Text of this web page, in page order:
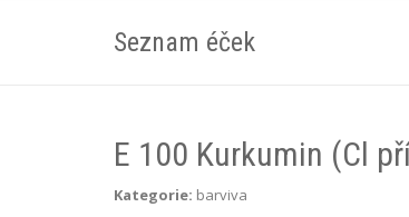
Seznam éček
E 100 Kurkumin (Cl
Kategorie: barviva